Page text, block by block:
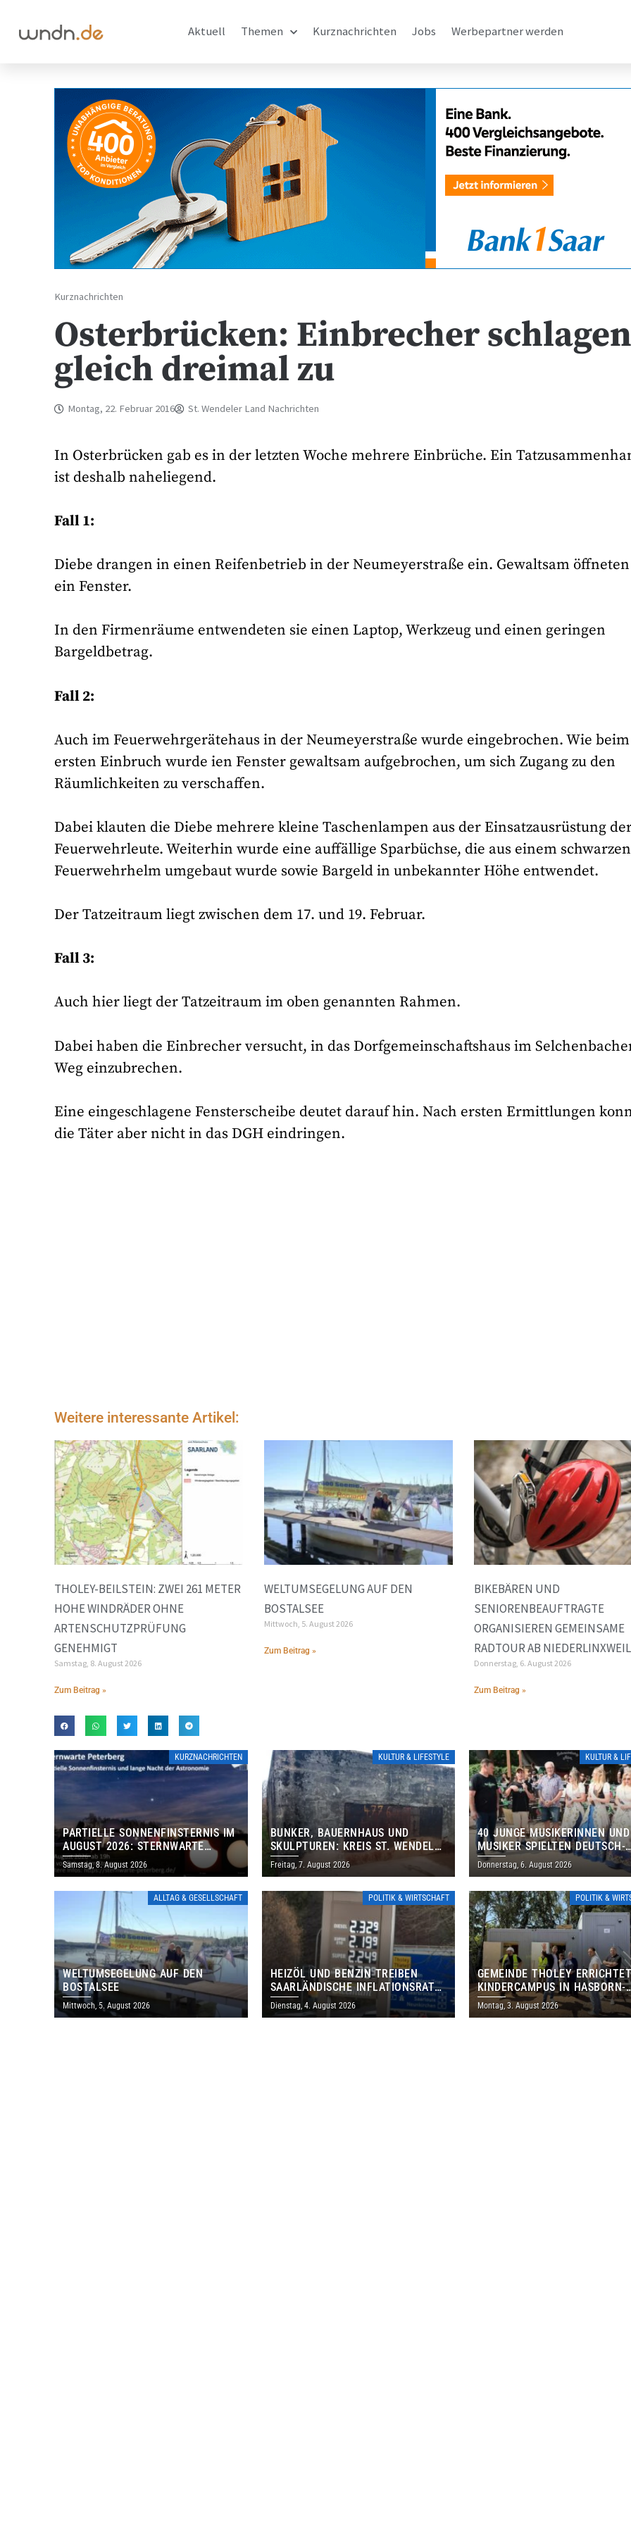
Aktuell Themen Kurznachrichten Jobs Werbepartner werden
Kurznachrichten
Osterbrücken: Einbrecher schlagen
gleich dreimal zu
Montag, 22. Februar 2016 St. Wendeler Land Nachrichten
In Osterbrücken gab es in der letzten Woche mehrere Einbrüche. Ein
ist deshalb naheliegend.
Fall 1:
Diebe drangen in einen Reifenbetrieb in der Neumeyerstraße ein. Gewaltsam öffneten
ein Fenster.
In den Firmenräume entwendeten sie einen Laptop, Werkzeug und einen geringen
Bargeldbetrag.
Fall 2:
Auch im Feuerwehrgerätehaus in der Neumeyerstraße wurde eingebrochen. Wie beim
ersten Einbruch wurde ien Fenster gewaltsam aufgebrochen, um sich Zugang zu den
Räumlichkeiten zu verschaffen.
Dabei klauten die Diebe mehrere kleine Taschenlampen aus der Einsatzausrüstung
Feuerwehrleute. Weiterhin wurde eine auffällige Sparbüchse, die aus einem schwarzen
Feuerwehrhelm umgebaut wurde sowie Bargeld in unbekannter Höhe entwendet.
Der Tatzeitraum liegt zwischen dem 17. und 19. Februar.
Fall 3:
Auch hier liegt der Tatzeitraum im oben genannten Rahmen.
Dabei haben die Einbrecher versucht, in das Dorfgemeinschaftshaus im
Weg einzubrechen.
Eine eingeschlagene Fensterscheibe deutet darauf hin. Nach ersten Ermittlungen
die Täter aber nicht in das DGH eindringen.
Weitere interessante Artikel:
THOLEY-BEILSTEIN: ZWEI 261 METER
HOHE WINDRÄDER OHNE
ARTENSCHUTZPRÜFUNG
GENEHMIGT
Samstag, 8. August 2026
Zum Beitrag »
WELTUMSEGELUNG AUF DEN
BOSTALSEE
Mittwoch, 5. August 2026
Zum Beitrag »
BIKEBÄREN UND
SENIORENBEAUFTRAGTE
ORGANISIEREN GEMEINSAME
RADTOUR AB
Donnerstag, 6. August 2026
Zum Beitrag »
KURZNACHRICHTEN
PARTIELLE SONNENFINSTERNIS IM
AUGUST 2026: STERNWARTE
PETERBERG ÖFFNET KOSTENLOS
IHRE TORE
Samstag, 8. August 2026
KULTUR & LIFESTYLE
BUNKER, BAUERNHAUS UND
SKULPTUREN: KREIS ST. WENDEL
LÄDT ZUM TAG DES OFFENEN
DENKMALS EIN
Freitag, 7. August 2026
KULTUR &
40 JUNGE MUSIKERINNEN UND
MUSIKER SPIELTEN DEUTSCH-
BRASILIANISCHES
THOLEY
Donnerstag, 6. August 2026
ALLTAG & GESELLSCHAFT
WELTUMSEGELUNG AUF DEN
BOSTALSEE
Mittwoch, 5. August 2026
POLITIK & WIRTSCHAFT
HEIZÖL UND BENZIN TREIBEN
SAARLÄNDISCHE INFLATIONSRATE
IM JULI AUF 3,2 PROZENT
Dienstag, 4. August 2026
POLITIK &
GEMEINDE THOLEY
KINDERCAMPUS IN HASBORN-
DAUTWEILER FÜR RUND 8,5
MILLIONEN EURO
Montag, 3. August 2026